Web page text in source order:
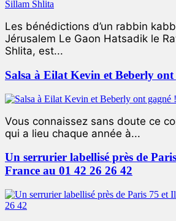
Les bénédictions d’un rabbin
Jérusalem Le Gaon Hatsadik le
Shlita, est...
Salsa à Eilat Kevin et Beberly ont
Vous connaissez sans doute ce
qui a lieu chaque année à...
Un serrurier labellisé près de
France au 01 42 26 26 42